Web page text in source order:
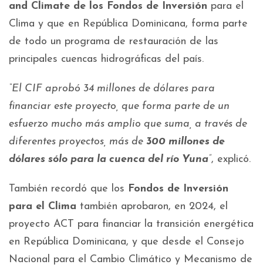
and Climate de los Fondos de Inversión para el
Clima y que en República Dominicana, forma parte
de todo un programa de restauración de las
principales cuencas hidrográficas del país.
“El CIF aprobó 34 millones de dólares para
financiar este proyecto, que forma parte de un
esfuerzo mucho más amplio que suma, a través de
diferentes proyectos, más de 300 millones de
dólares sólo para la cuenca del río Yuna”, explicó.
También recordó que los Fondos de Inversión
para el Clima también aprobaron, en 2024, el
proyecto ACT para financiar la transición energética
en República Dominicana, y que desde el Consejo
Nacional para el Cambio Climático y Mecanismo de